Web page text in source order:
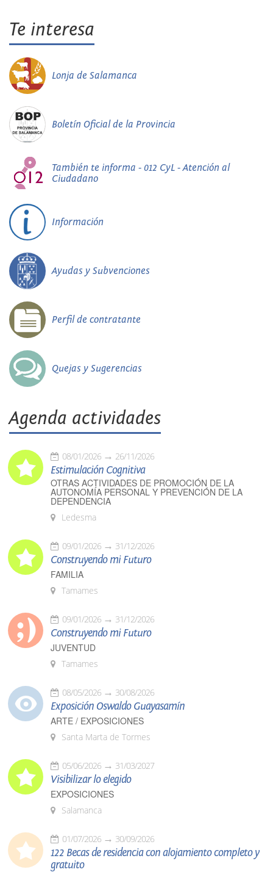
Te interesa
Lonja de Salamanca
Boletín Oficial de la Provincia
También te informa - 012 CyL - Atención al
Ciudadano
Información
Ayudas y Subvenciones
Perfil de contratante
Quejas y Sugerencias
Agenda actividades
08/01/2026 26/11/2026
Estimulación Cognitiva
OTRAS ACTIVIDADES DE PROMOCIÓN DE LA
AUTONOMÍA PERSONAL Y PREVENCIÓN DE LA
DEPENDENCIA
Ledesma
09/01/2026 31/12/2026
Construyendo mi Futuro
FAMILIA
Tamames
09/01/2026 31/12/2026
Construyendo mi Futuro
JUVENTUD
Tamames
08/05/2026 30/08/2026
Exposición Oswaldo Guayasamín
ARTE / EXPOSICIONES
Santa Marta de Tormes
05/06/2026 31/03/2027
Visibilizar lo elegido
EXPOSICIONES
Salamanca
01/07/2026 30/09/2026
122 Becas de residencia con alojamiento completo y
gratuito